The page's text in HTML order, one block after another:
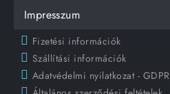
Impresszum
Fizetési információk
Szállítási információk
Adatvédelmi nyilatkozat - GDPR